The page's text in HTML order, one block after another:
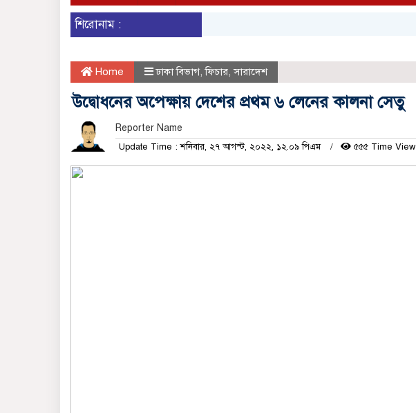
শিরোনাম :
Home ঢাকা বিভাগ,ফিচার,সারাদেশ
উদ্বোধনের অপেক্ষায় দেশের প্রথম ৬ লেনের কালনা সেতু
Reporter Name
Update Time : শনিবার, ২৭ আগস্ট, ২০২২, ১২.০৯ পিএম ৫৫৫ Time View